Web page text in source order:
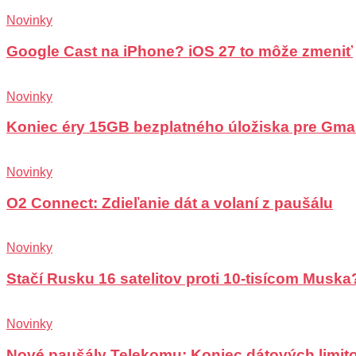
Novinky
Google Cast na iPhone? iOS 27 to môže zmeniť
Novinky
Koniec éry 15GB bezplatného úložiska pre
Novinky
O2 Connect: Zdieľanie dát a volaní z paušálu
Novinky
Stačí Rusku 16 satelitov proti 10-tisícom
Novinky